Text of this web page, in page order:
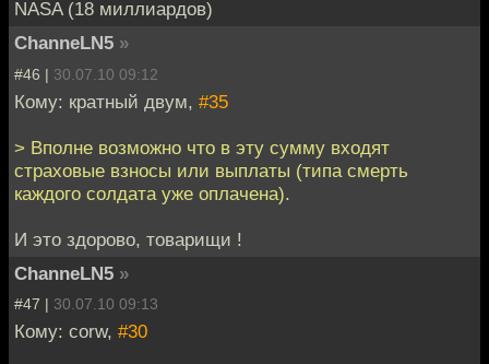
NASA (18 миллиардов)
ChanneLN5 »
#46 | 30.07.10 09:12
Кому: кратный двум, #35
> Вполне возможно что в эту сумму входят
страховые взносы или выплаты (типа смерть
каждого солдата уже оплачена).
И это здорово, товарищи !
ChanneLN5 »
#47 | 30.07.10 09:13
Кому: corw, #30